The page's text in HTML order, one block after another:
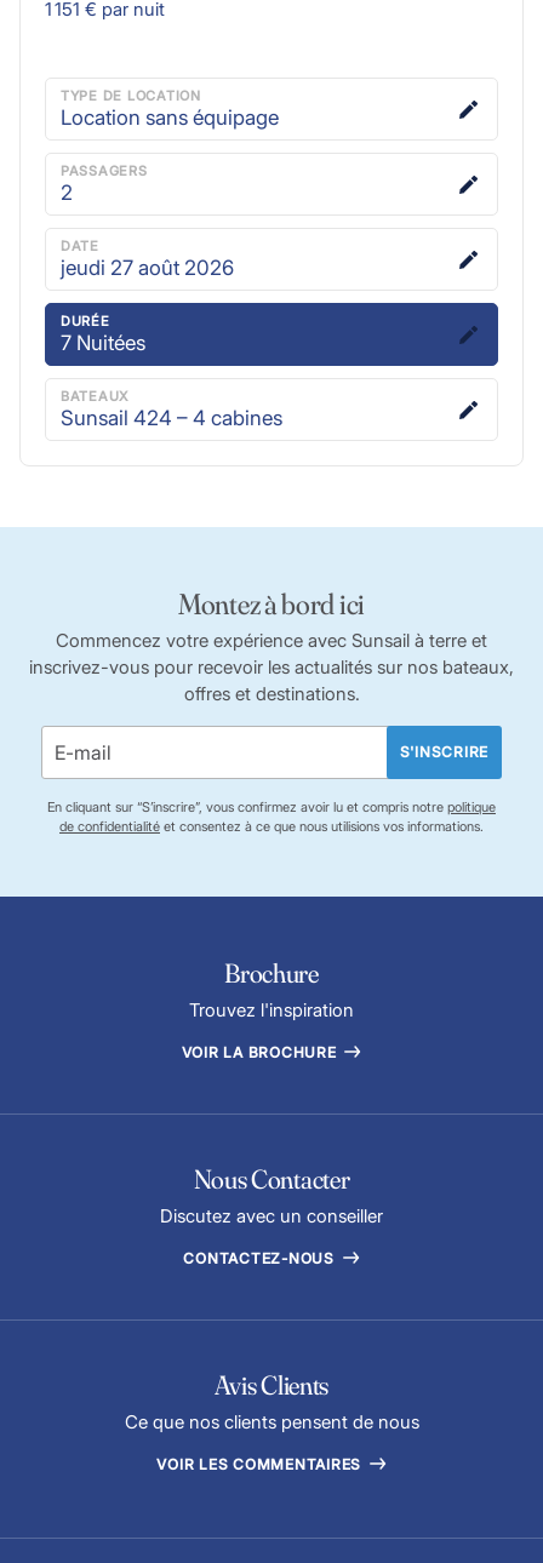
1 151 € par nuit
TYPE DE LOCATION
Location sans équipage
PASSAGERS
2
DATE
jeudi 27 août 2026
DURÉE
7Nuitées
BATEAUX
Sunsail 424 – 4 cabines
Montez à bord ici
Commencez votre expérience avec Sunsail à terre et
inscrivez-vous pour recevoir les actualités sur nos bateaux,
offres et destinations.
S'INSCRIRE
En cliquant sur “S’inscrire”, vous confirmez avoir lu et compris notre politique
de confidentialité et consentez à ce que nous utilisions vos informations.
Brochure
Trouvez l'inspiration
VOIR LA BROCHURE
Nous Contacter
Discutez avec un conseiller
CONTACTEZ-NOUS
Avis Clients
Ce que nos clients pensent de nous
VOIR LES COMMENTAIRES